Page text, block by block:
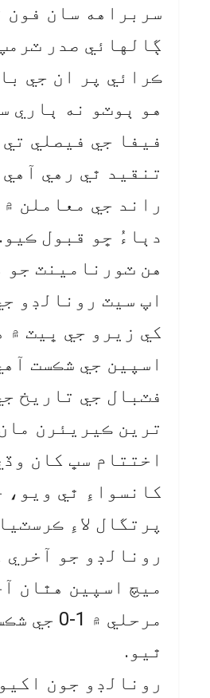
سربراهه سان فون
ڳالهائي صدر
ڪرائي پر ان جي
هو ٻوٽو نه ٻاري
فيفا جي فيصلي
تنقيد ٿي رهي
راند جي معاملن
دٻاءُ ڇو قبول ڪيو.
هن ٽورنامينٽ جو
اپ سيٽ رونالڊو
کي زيرو جي ڀيٽ ۾
اسپين جي شڪست
فٽبال جي تاريخ
ترين ڪيريئرن
اختتام سڀ کان
کانسواءِ ٿي ويو،
پرتگال لاءِ
رونالڊو جو آخري
مرحلي ۾
ٿيو.
رونالڊو جون